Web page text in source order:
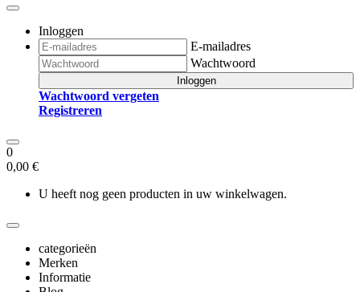
Inloggen
E-mailadres
Wachtwoord
Inloggen
Wachtwoord vergeten
Registreren
0
0,00 €
U heeft nog geen producten in uw winkelwagen.
categorieën
Merken
Informatie